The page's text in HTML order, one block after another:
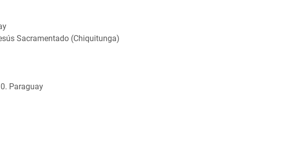
Sacramentado (Chiquitunga)
Paraguay